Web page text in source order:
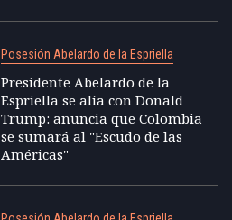
Posesión Abelardo de la Espriella
Presidente Abelardo de la
Espriella se alía con Donald
Trump: anuncia que Colombia
se sumará al "Escudo de las
Américas"